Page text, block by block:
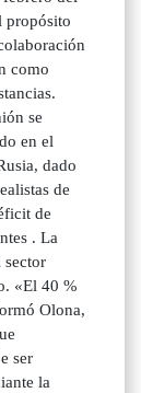
propósito
como
se
en el
dado
de
de
. La
sector
«El 40 %
Olona,
ser
la